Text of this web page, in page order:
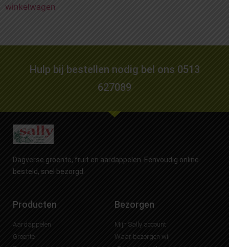
winkelwagen
Hulp bij bestellen nodig bel ons 0513
627089
Dagverse groente, fruit en aardappelen. Eenvoudig online
besteld, snel bezorgd.
Producten
Aardappelen
Groente
Bezorgen
Mijn Sally account
Waar bezorgen wij